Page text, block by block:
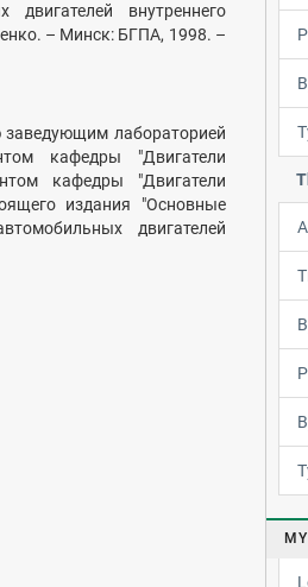
внутреннего
– Минск: БГПА, 1998. –
заведующим лабораторией
кафедры "Двигатели
кафедры "Двигатели
издания "Основные
двигателей